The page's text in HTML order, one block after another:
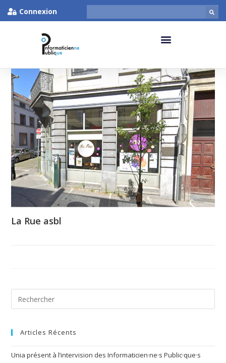
Connexion
La Rue asbl
Articles Récents
Unia présent à l’intervision des Informaticien·ne·s Public·que·s